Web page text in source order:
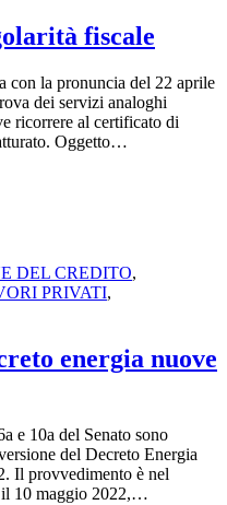
fiscale
con la pronuncia del 22 aprile
dei servizi analoghi
ricorrere al certificato di
Oggetto…
DEL CREDITO,
PRIVATI,
energia nuove
e 10a del Senato sono
del Decreto Energia
Il provvedimento è nel
il 10 maggio 2022,…